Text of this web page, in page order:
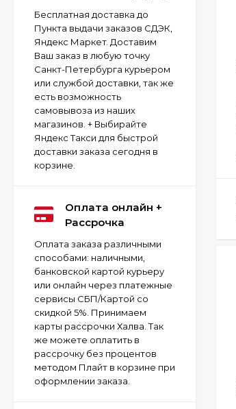
Бесплатная доставка до
Пункта выдачи заказов СДЭК,
Яндекс Маркет. Доставим
Ваш заказ в любую точку
Санкт-Петербурга курьером
или службой доставки, так же
есть возможность
самовывоза из наших
магазинов. + Выбирайте
Яндекс Такси для быстрой
доставки заказа сегодня в
корзине.
Оплата онлайн +
Рассрочка
Оплата заказа различными
способами: наличными,
банковской картой курьеру
или онлайн через платежные
сервисы СБП/Картой со
скидкой 5%. Принимаем
карты рассрочки Халва. Так
же можете оплатить в
рассрочку без процентов
методом Плайт в корзине при
оформлении заказа.